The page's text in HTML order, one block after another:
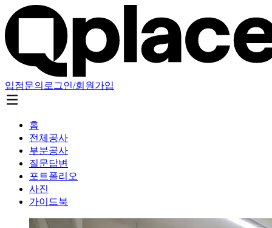
입점문의 로그인/회원가입
홈
전체공사
부분공사
질문답변
포트폴리오
사진
가이드북